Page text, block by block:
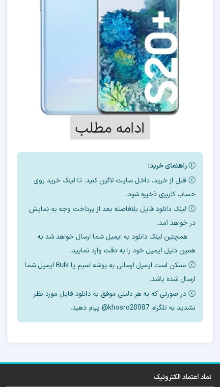
آموزش رایگان حذف FRP
سامسونگ G985f
در اینجا چند روش برای حذف
ابزارهای مختلف آموزش میدهیم.
اگر دانش فنی استفاده از ابزار ها را ندارید پیشنهاد
میکنیم
برای حذفfrpازسرور آنلاینما استفاده کنید.
آنلاینfrpمتفاوت میباشد.
ادامه مطلب
راهنمای خرید:
قبل از خرید، داخل سایت لاگین کنید. تا لینک خرید روی
حساب کاربری ذخیره شود.
لینک دانلود فایل بلافاصله بعد از پرداخت وجه به نمایش
در خواهد آمد.
همچنین لینک دانلود به ایمیل شما ارسال خواهد شد به
همین دلیل ایمیل خود را به دقت وارد نمایید.
ممکن است ایمیل ارسالی به پوشه اسپم یا Bulk ایمیل شما
ارسال شده باشد.
در صورتی که به هر دلیلی موفق به دانلود فایل مورد نظر
نشدید به تلگرام khosro20087@ پیام دهید.
نماد اعتماد الکترونیک